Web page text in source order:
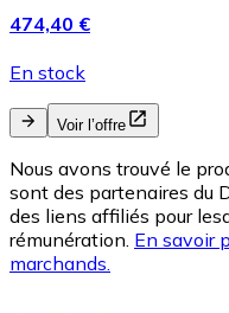
474,40 €
En stock
Voir l’offre
Nous avons trouvé le
sont des partenaires du
des liens affiliés pour
rémunération. En savoir
marchands.